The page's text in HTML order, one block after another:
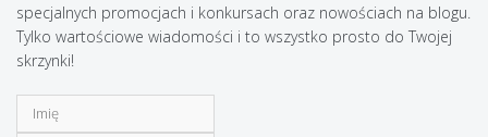
specjalnych promocjach i konkursach oraz nowościach na blogu.
Tylko wartościowe wiadomości i to wszystko prosto do Twojej
skrzynki!